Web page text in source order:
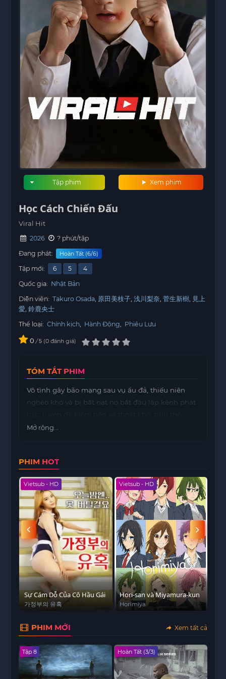
Xem phim
Tập phim
Học Cách Chiến Đấu
Viral Hit
2026
? phút/tập
Đang phát:
Hoàn Tất (6/6)
Tập mới: 6 5
4
Quốc gia: Nhật Bản
Diễn viên: Takuro Osada 原田美枝子 浅川梨奈 菅生新樹 見上
愛 鈴鹿央士
Thể loại: Chính kịch Hành Động Phiêu Lưu
0 / 5 0 đánh giá
TÓM TẮT PHIM
Vô tình gây bão mạng sau vụ ẩu đả, thiếu niên
nghèo khó và bị bắt nạt nọ bắt đầu lập kênh phát
tuyệt vọng.
Mở rộng...
PHIM HOT
Vietsub - HD
Sự Cám Dỗ Của Cô Hầu Gái
가정부의 유혹
Vietsub - HD
Hori-san và Miyamura-kun
Horimiya
PHIM MỚI Xem tất cả
Tập 8 Hoàn Tất (3/3)